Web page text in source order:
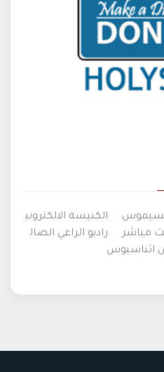
الكنيسة الالكتروني
مباشر
راديو الراعي الصال
اثناسيوس